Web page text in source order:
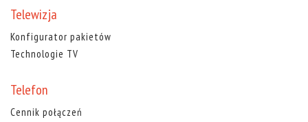
Telewizja
Konfigurator pakietów
Technologie TV
Telefon
Cennik połączeń